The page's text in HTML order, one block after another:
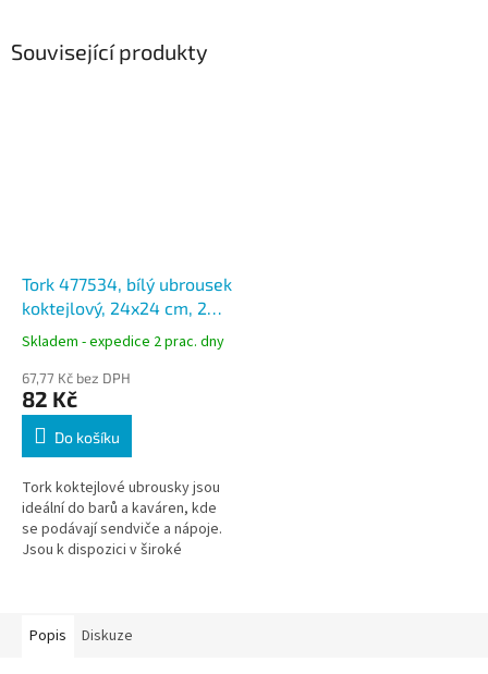
Související produkty
Tork 477534, bílý ubrousek
koktejlový, 24x24 cm, 2
vrstvý, 200ks
Skladem - expedice 2 prac. dny
67,77 Kč bez DPH
82 Kč
Do košíku
Tork koktejlové ubrousky jsou
ideální do barů a kaváren, kde
se podávají sendviče a nápoje.
Jsou k dispozici v široké
Popis Diskuze